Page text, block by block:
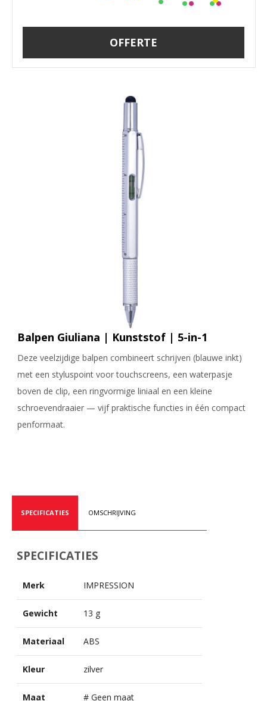
OFFERTE
Balpen Giuliana | Kunststof | 5-in-1
Deze veelzijdige balpen combineert schrijven (blauwe inkt)
met een styluspoint voor touchscreens, een waterpasje
boven de clip, een ringvormige liniaal en een kleine
schroevendraaier — vijf praktische functies in één compact
penformaat.
SPECIFICATIES OMSCHRIJVING
SPECIFICATIES
Merk IMPRESSION
Gewicht 13 g
Materiaal ABS
Kleur zilver
Maat # Geen maat